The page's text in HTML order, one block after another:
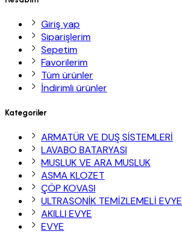
Giriş yap
Siparişlerim
Sepetim
Favorilerim
Tüm ürünler
İndirimli ürünler
Kategoriler
ARMATÜR VE DUŞ SİSTEMLERİ
LAVABO BATARYASI
MUSLUK VE ARA MUSLUK
ASMA KLOZET
ÇÖP KOVASI
ULTRASONİK TEMİZLEMELİ EVYE
AKILLI EVYE
EVYE